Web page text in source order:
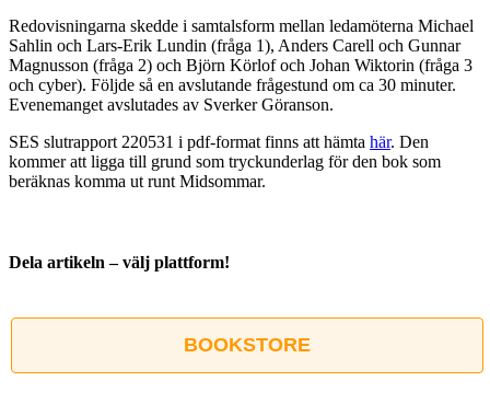
Redovisningarna skedde i samtalsform mellan ledamöterna Michael
Sahlin och Lars-Erik Lundin (fråga 1), Anders Carell och Gunnar
Magnusson (fråga 2) och Björn Körlof och Johan Wiktorin (fråga 3
och cyber). Följde så en avslutande frågestund om ca 30 minuter.
Evenemanget avslutades av Sverker Göranson.
SES slutrapport 220531 i pdf-format finns att hämta här. Den
kommer att ligga till grund som tryckunderlag för den bok som
beräknas komma ut runt Midsommar.
Dela artikeln – välj plattform!
post
BOOKSTORE